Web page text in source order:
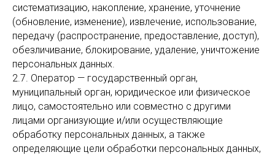
систематизацию, накопление, хранение, уточнение
(обновление, изменение), извлечение, использование,
передачу (распространение, предоставление, доступ),
обезличивание, блокирование, удаление, уничтожение
персональных данных.
2.7. Оператор — государственный орган,
муниципальный орган, юридическое или физическое
лицо, самостоятельно или совместно с другими
лицами организующие и/или осуществляющие
обработку персональных данных, а также
определяющие цели обработки персональных данных,